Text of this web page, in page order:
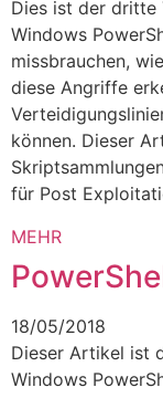
Dies ist der dritte
Windows
missbrauchen,
diese Angriffe
können. Dieser
für Post
MEHR
18/05/2018
Dieser Artikel ist
Windows